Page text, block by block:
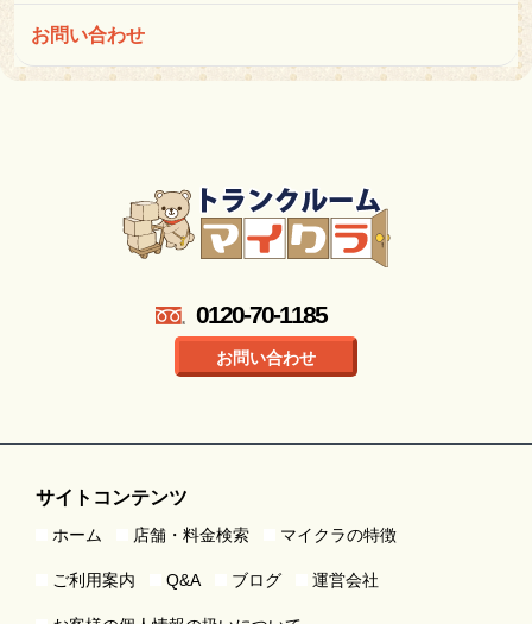
お問い合わせ
0120-70-1185
お問い合わせ
サイトコンテンツ
ホーム 店舗・料金検索 マイクラの特徴
ご利用案内 Q&A ブログ 運営会社